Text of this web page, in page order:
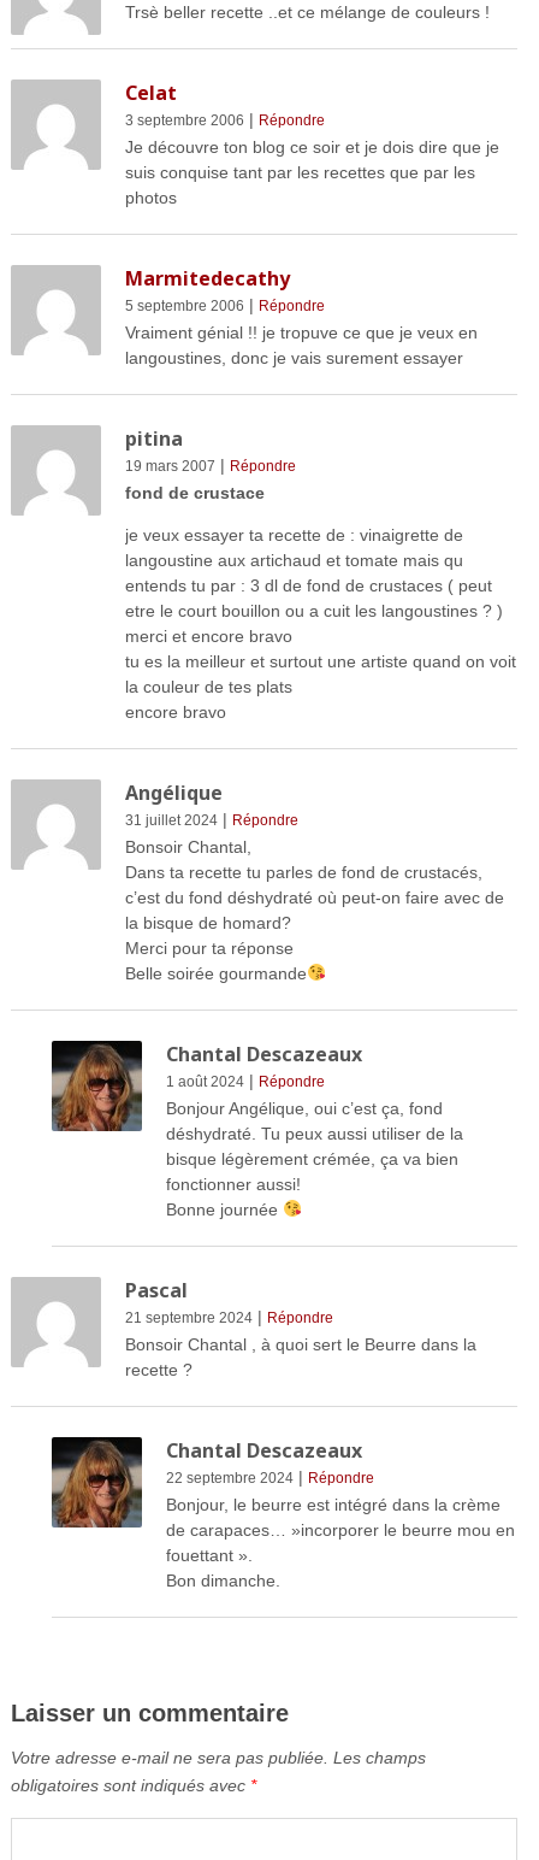
Trsè beller recette ..et ce mélange de couleurs !
Celat
3 septembre 2006 | Répondre
Je découvre ton blog ce soir et je dois dire que je
suis conquise tant par les recettes que par les
photos
Marmitedecathy
5 septembre 2006 | Répondre
Vraiment génial !! je tropuve ce que je veux en
langoustines, donc je vais surement essayer
pitina
19 mars 2007 | Répondre
fond de crustace
je veux essayer ta recette de : vinaigrette de
langoustine aux artichaud et tomate mais qu
entends tu par : 3 dl de fond de crustaces ( peut
etre le court bouillon ou a cuit les langoustines ? )
merci et encore bravo
tu es la meilleur et surtout une artiste quand on voit
la couleur de tes plats
encore bravo
Angélique
31 juillet 2024| Répondre
Bonsoir Chantal,
Dans ta recette tu parles de fond de crustacés,
c’est du fond déshydraté où peut-on faire avec de
la bisque de homard?
Merci pour ta réponse
Belle soirée gourmande
Chantal Descazeaux
1 août 2024| Répondre
Bonjour Angélique, oui c’est ça, fond
déshydraté. Tu peux aussi utiliser de la
bisque légèrement crémée, ça va bien
fonctionner aussi!
Bonne journée
Pascal
21 septembre 2024| Répondre
Bonsoir Chantal , à quoi sert le Beurre dans la
recette ?
Chantal Descazeaux
22 septembre 2024| Répondre
Bonjour, le beurre est intégré dans la crème
de carapaces… »incorporer le beurre mou en
fouettant ».
Bon dimanche.
Laisser un commentaire
Votre adresse e-mail ne sera pas publiée. Les champs
obligatoires sont indiqués avec *